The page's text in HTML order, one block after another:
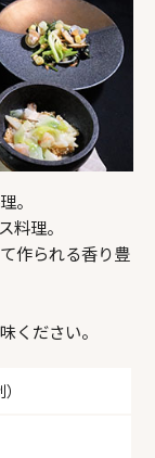
14
13,500 円～
15
12,100 円～
21
8,300 円～
22
8,300 円～
28
できる 1室1名
。
料理。
作られる香り豊
ください。